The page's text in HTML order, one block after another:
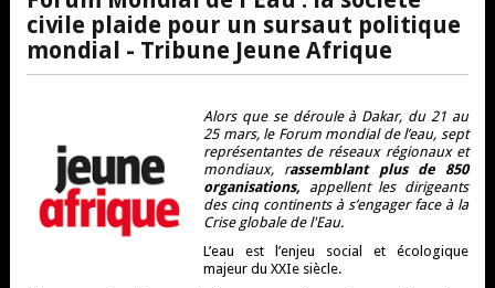
civile plaide pour un sursaut politique
mondial - Tribune Jeune Afrique
Alors que se déroule à Dakar, du 21 au
25 mars, le Forum mondial de l’eau, sept
représentantes de réseaux régionaux et
mondiaux, rassemblant plus de 850
organisations, appellent les dirigeants
des cinq continents à s’engager face à la
Crise globale de l'Eau.
L’eau est l’enjeu social et écologique
majeur du XXIe siècle.